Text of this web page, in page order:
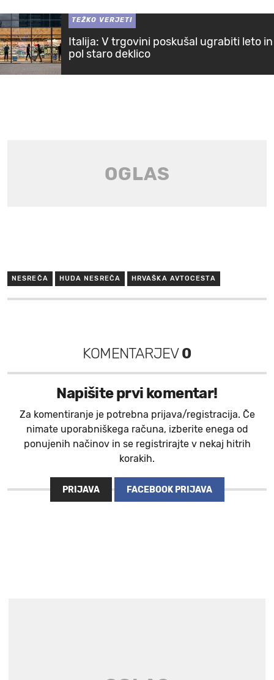
TEŽKO VERJETI
Italija: V trgovini poskušal ugrabiti leto in
pol staro deklico
NESREČA HUDA NESREČA HRVAŠKA AVTOCESTA
KOMENTARJEV0
Napišite prvi komentar!
Za komentiranje je potrebna prijava/registracija. Če
nimate uporabniškega računa, izberite enega od
ponujenih načinov in se registrirajte v nekaj hitrih
korakih.
PRIJAVA FACEBOOK PRIJAVA